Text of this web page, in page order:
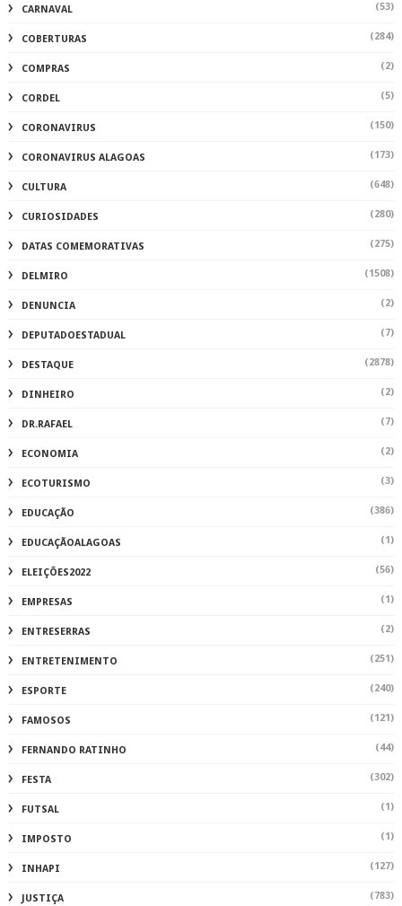
CARNAVAL (53)
COBERTURAS (284)
COMPRAS (2)
CORDEL (5)
CORONAVIRUS (150)
CORONAVIRUS ALAGOAS (173)
CULTURA (648)
CURIOSIDADES (280)
DATAS COMEMORATIVAS (275)
DELMIRO (1508)
DENUNCIA (2)
DEPUTADOESTADUAL (7)
DESTAQUE (2878)
DINHEIRO (2)
DR.RAFAEL (7)
ECONOMIA (2)
ECOTURISMO (3)
EDUCAÇÃO (386)
EDUCAÇÃOALAGOAS (1)
ELEIÇÕES2022 (56)
EMPRESAS (1)
ENTRESERRAS (2)
ENTRETENIMENTO (251)
ESPORTE (240)
FAMOSOS (121)
FERNANDO RATINHO (44)
FESTA (302)
FUTSAL (1)
IMPOSTO (1)
INHAPI (127)
JUSTIÇA (783)